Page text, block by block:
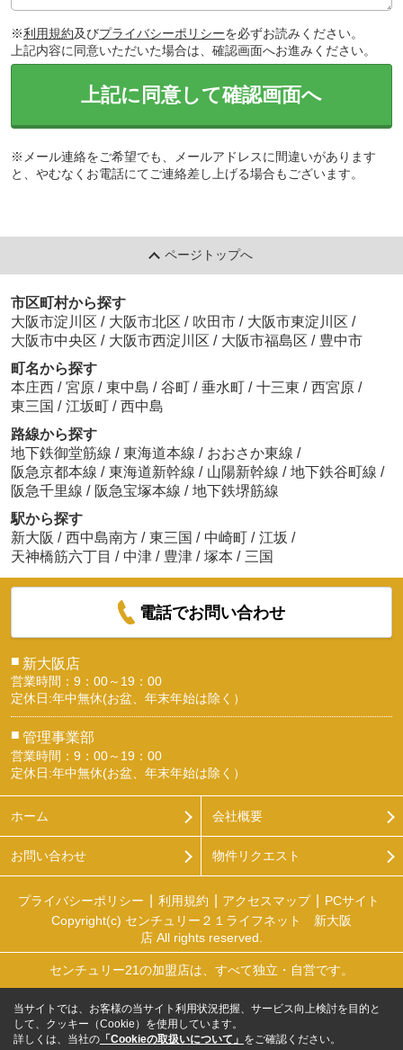
※利用規約及びプライバシーポリシーを必ずお読みください。
上記内容に同意いただいた場合は、確認画面へお進みください。
上記に同意して確認画面へ
※メール連絡をご希望でも、メールアドレスに間違いがあります
と、やむなくお電話にてご連絡差し上げる場合もございます。
ページトップへ
市区町村から探す
大阪市淀川区 / 大阪市北区 / 吹田市 / 大阪市東淀川区 /
大阪市中央区 / 大阪市西淀川区 / 大阪市福島区 / 豊中市
町名から探す
本庄西 / 宮原 / 東中島 / 谷町 / 垂水町 / 十三東 / 西宮原 /
東三国 / 江坂町 / 西中島
路線から探す
地下鉄御堂筋線 / 東海道本線 / おおさか東線 /
阪急京都本線 / 東海道新幹線 / 山陽新幹線 / 地下鉄谷町線 /
阪急千里線 / 阪急宝塚本線 / 地下鉄堺筋線
駅から探す
新大阪 / 西中島南方 / 東三国 / 中崎町 / 江坂 /
天神橋筋六丁目 / 中津 / 豊津 / 塚本 / 三国
電話でお問い合わせ
■ 新大阪店
営業時間：9：00～19：00
定休日:年中無休(お盆、年末年始は除く）
■ 管理事業部
営業時間：9：00～19：00
定休日:年中無休(お盆、年末年始は除く）
ホーム 会社概要
お問い合わせ 物件リクエスト
プライバシーポリシー 利用規約 アクセスマップ
PCサイト
Copyright(c) センチュリー２１ライフネット 新大阪
店 All rights reserved.
センチュリー21の加盟店は、すべて独立・自営です。
当サイトでは、お客様の当サイト利用状況把握、サービス向上検討を目的と
して、クッキー（Cookie）を使用しています。
詳しくは、当社の 「Cookieの取扱いについて」 をご確認ください。